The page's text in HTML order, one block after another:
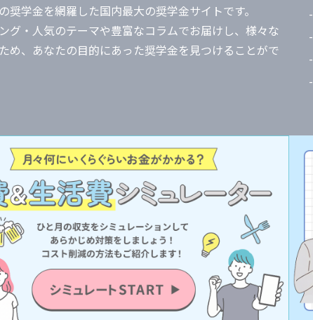
奨学金を網羅した国内最大の奨学金サイトです。
グ・人気のテーマや豊富なコラムでお届けし、様々な
め、あなたの目的にあった奨学金を見つけることがで